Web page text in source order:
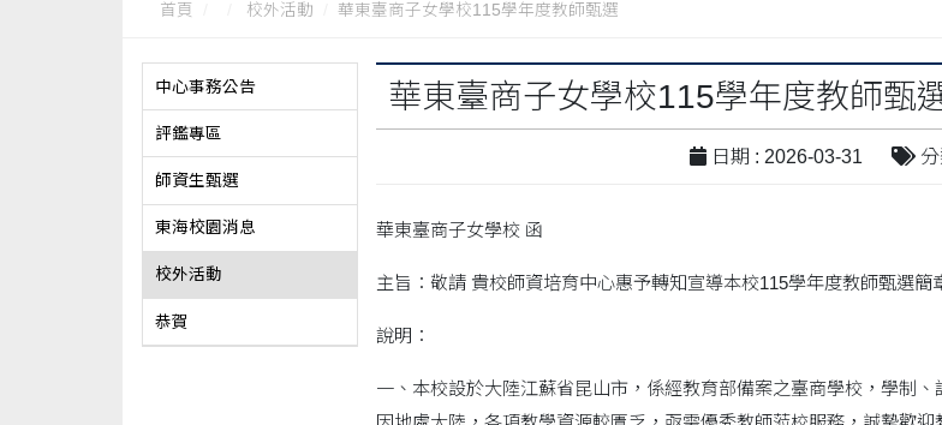
首頁 校外活動 華東臺商子女學校115學年度教師甄選
中心事務公告
評鑑專區
師資生甄選
東海校園消息
校外活動
恭賀
華東臺商子女學校115學年度教師甄
日期 : 2026-03-31 分
華東臺商子女學校 函
主旨：敬請 貴校師資培育中心惠予轉知宣導本校115學年度教師甄選簡
說明：
一、本校設於大陸江蘇省昆山市，係經教育部備案之臺商學校，學制